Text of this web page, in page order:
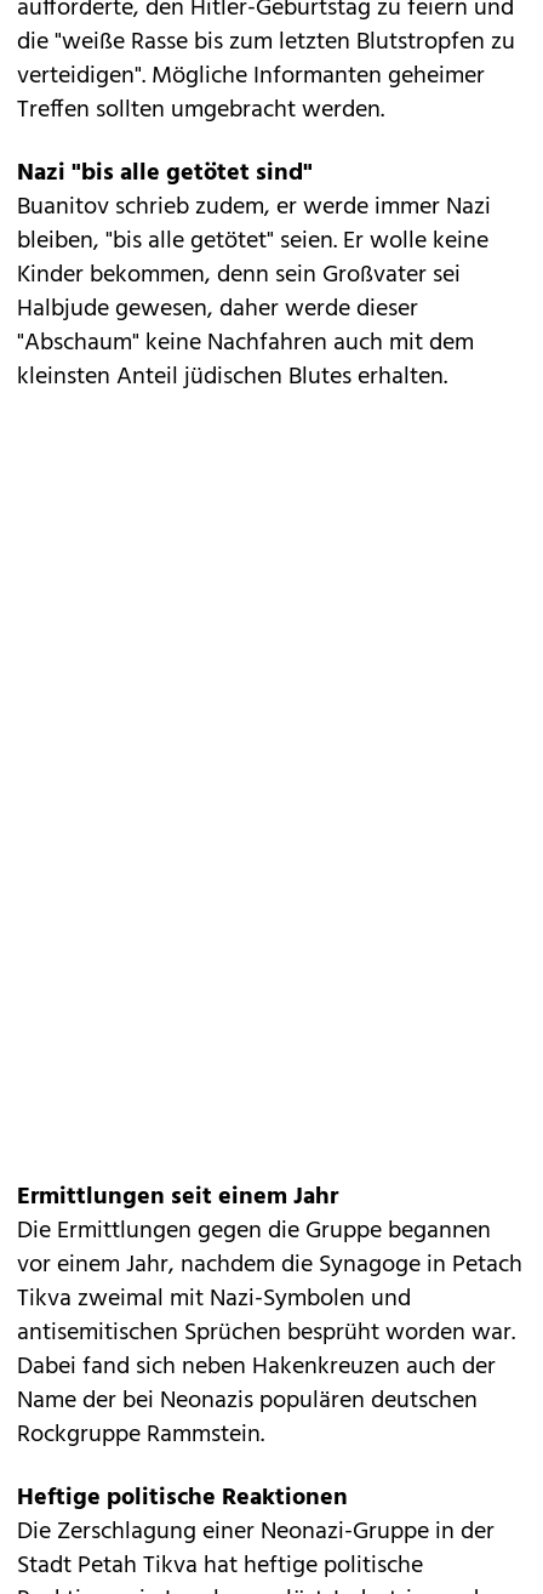
aufforderte, den Hitler-Geburtstag zu feiern und
die "weiße Rasse bis zum letzten Blutstropfen zu
verteidigen". Mögliche Informanten geheimer
Treffen sollten umgebracht werden.
Nazi "bis alle getötet sind"
Buanitov schrieb zudem, er werde immer Nazi
bleiben, "bis alle getötet" seien. Er wolle keine
Kinder bekommen, denn sein Großvater sei
Halbjude gewesen, daher werde dieser
"Abschaum" keine Nachfahren auch mit dem
kleinsten Anteil jüdischen Blutes erhalten.
Ermittlungen seit einem Jahr
Die Ermittlungen gegen die Gruppe begannen
vor einem Jahr, nachdem die Synagoge in Petach
Tikva zweimal mit Nazi-Symbolen und
antisemitischen Sprüchen besprüht worden war.
Dabei fand sich neben Hakenkreuzen auch der
Name der bei Neonazis populären deutschen
Rockgruppe Rammstein.
Heftige politische Reaktionen
Die Zerschlagung einer Neonazi-Gruppe in der
Stadt Petah Tikva hat heftige politische